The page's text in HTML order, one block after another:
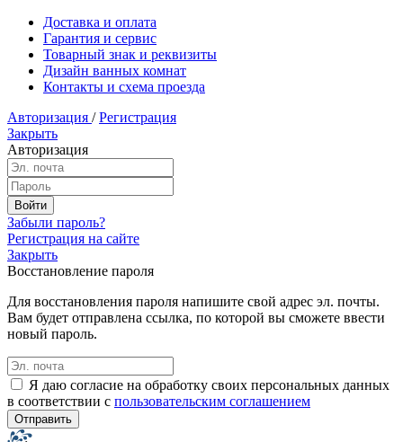
Доставка и оплата
Гарантия и сервис
Товарный знак и реквизиты
Дизайн ванных комнат
Контакты и схема проезда
Авторизация / Регистрация
Закрыть
Авторизация
Забыли пароль?
Регистрация на сайте
Закрыть
Восстановление пароля
Для восстановления пароля напишите свой адрес эл. почты.
Вам будет отправлена ссылка, по которой вы сможете ввести
новый пароль.
Я даю согласие на обработку своих персональных данных
в соответствии с пользовательским соглашением